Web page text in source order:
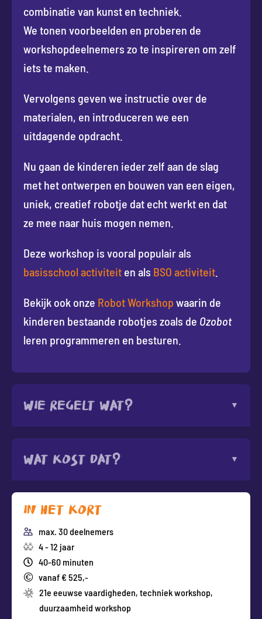
combinatie van kunst en techniek.
We tonen voorbeelden en proberen de
workshopdeelnemers zo te inspireren om zelf
iets te maken.
Vervolgens geven we instructie over de
materialen, en introduceren we een
uitdagende opdracht.
Nu gaan de kinderen ieder zelf aan de slag
met het ontwerpen en bouwen van een eigen,
uniek, creatief robotje dat echt werkt en dat
ze mee naar huis mogen nemen.
Deze workshop is vooral populair als
basisschool activiteit en als BSO activiteit
Bekijk ook onze Robot Workshop waarin de
kinderen bestaande robotjes zoals de Ozobot
leren programmeren en besturen.
Wie regelt wat?
Wat kost dat?
In het kort
max. 30 deelnemers
4 - 12 jaar
40-60 minuten
vanaf € 525,-
21e eeuwse vaardigheden, techniek workshop,
duurzaamheid workshop